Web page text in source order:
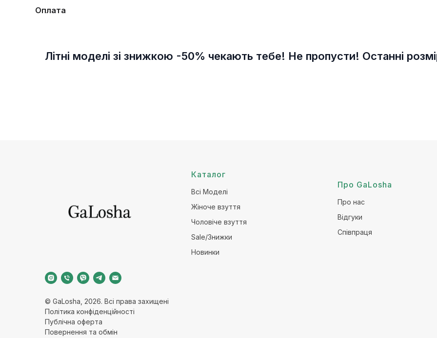
Оплата
Літні моделі зі знижкою -50% чекають тебе! Не пропусти! Останні
© GaLosha, 2026. Всі права захищені
Політика конфіденційності
Публічна оферта
Повернення та обмін
Каталог
Всі Моделі
Жіноче взуття
Чоловіче взуття
Sale/Знижки
Новинки
Про GaLosha
Про нас
Відгуки
Співпраця